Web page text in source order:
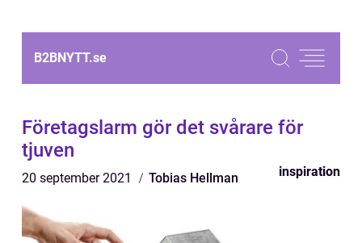
B2BNYTT.se
Företagslarm gör det svårare för
tjuven
20 september 2021 Tobias Hellman inspiration